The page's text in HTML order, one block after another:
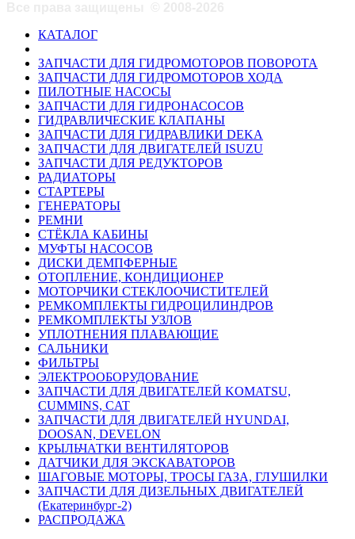
КАТАЛОГ
ЗАПЧАСТИ ДЛЯ ГИДРОМОТОРОВ ПОВОРОТА
ЗАПЧАСТИ ДЛЯ ГИДРОМОТОРОВ ХОДА
ПИЛОТНЫЕ НАСОСЫ
ЗАПЧАСТИ ДЛЯ ГИДРОНАСОСОВ
ГИДРАВЛИЧЕСКИЕ КЛАПАНЫ
ЗАПЧАСТИ ДЛЯ ГИДРАВЛИКИ DEKA
ЗАПЧАСТИ ДЛЯ ДВИГАТЕЛЕЙ ISUZU
ЗАПЧАСТИ ДЛЯ РЕДУКТОРОВ
РАДИАТОРЫ
СТАРТЕРЫ
ГЕНЕРАТОРЫ
РЕМНИ
СТЁКЛА КАБИНЫ
МУФТЫ НАСОСОВ
ДИСКИ ДЕМПФЕРНЫЕ
ОТОПЛЕНИЕ, КОНДИЦИОНЕР
МОТОРЧИКИ СТЕКЛООЧИСТИТЕЛЕЙ
РЕМКОМПЛЕКТЫ ГИДРОЦИЛИНДРОВ
РЕМКОМПЛЕКТЫ УЗЛОВ
УПЛОТНЕНИЯ ПЛАВАЮЩИЕ
САЛЬНИКИ
ФИЛЬТРЫ
ЭЛЕКТРООБОРУДОВАНИЕ
ЗАПЧАСТИ ДЛЯ ДВИГАТЕЛЕЙ KOMATSU,
CUMMINS, CAT
ЗАПЧАСТИ ДЛЯ ДВИГАТЕЛЕЙ HYUNDAI,
DOOSAN, DEVELON
КРЫЛЬЧАТКИ ВЕНТИЛЯТОРОВ
ДАТЧИКИ ДЛЯ ЭКСКАВАТОРОВ
ШАГОВЫЕ МОТОРЫ, ТРОСЫ ГАЗА, ГЛУШИЛКИ
ЗАПЧАСТИ ДЛЯ ДИЗЕЛЬНЫХ ДВИГАТЕЛЕЙ
(Екатеринбург-2)
РАСПРОДАЖА